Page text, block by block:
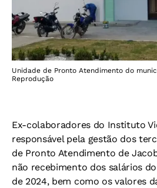
Unidade de Pronto Atendimento do
Reprodução
Ex-colaboradores do Instituto
responsável pela gestão dos
de Pronto Atendimento de
não recebimento dos salários
de 2024, bem como os valores